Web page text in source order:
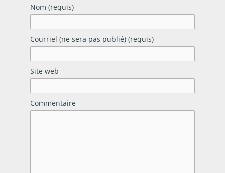
Nom (requis)
Courriel (ne sera pas publié) (requis)
Site web
Commentaire